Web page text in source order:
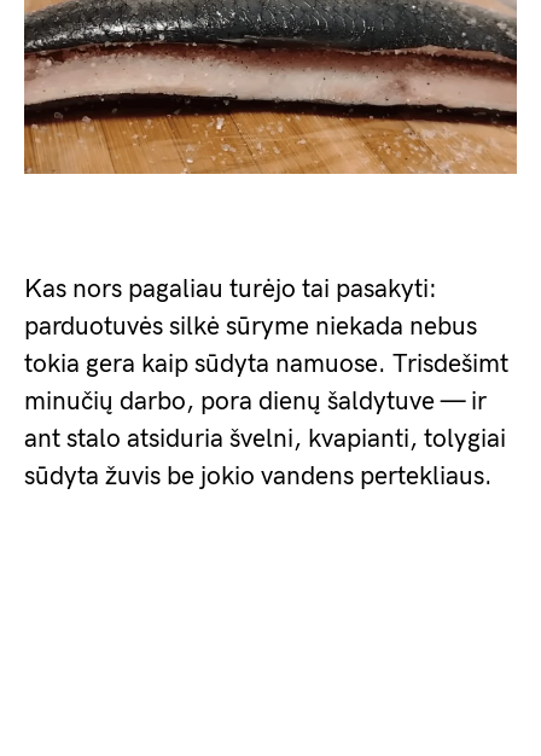
Kas nors pagaliau turėjo tai pasakyti:
parduotuvės silkė sūryme niekada nebus
tokia gera kaip sūdyta namuose. Trisdešimt
minučių darbo, pora dienų šaldytuve — ir
ant stalo atsiduria švelni, kvapianti, tolygiai
sūdyta žuvis be jokio vandens pertekliaus.